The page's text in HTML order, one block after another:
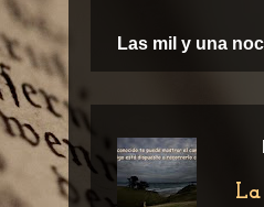
Las mil y una